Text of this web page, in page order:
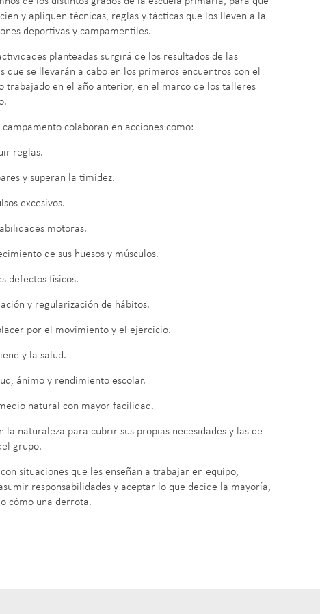
y apliquen técnicas, reglas y tácticas que los lleven a la
deportivas y campamentiles.
planteadas surgirá de los resultados de las
que se llevarán a cabo en los primeros encuentros con el
trabajado en el año anterior, en el marco de los talleres
colaboran en acciones cómo:
reglas.
y superan la timidez.
excesivos.
motoras.
de sus huesos y músculos.
defectos físicos.
y regularización de hábitos.
por el movimiento y el ejercicio.
y la salud.
ánimo y rendimiento escolar.
natural con mayor facilidad.
la naturaleza para cubrir sus propias necesidades y las de
grupo.
situaciones que les enseñan a trabajar en equipo,
responsabilidades y aceptar lo que decide la mayoría,
cómo una derrota.